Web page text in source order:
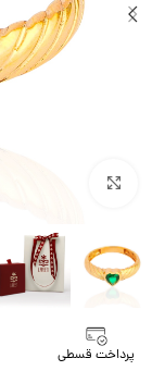
پرداخت قسطی